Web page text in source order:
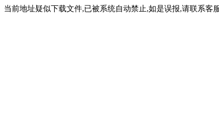
当前地址疑似下载文件,已被系统自动禁止,如是误报,请联系客